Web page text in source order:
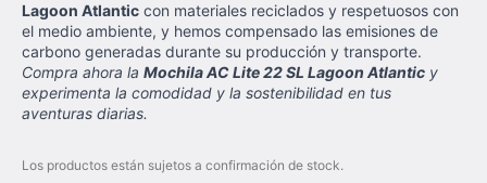
Lagoon Atlantic con materiales reciclados y respetuosos con
el medio ambiente, y hemos compensado las emisiones de
carbono generadas durante su producción y transporte.
Compra ahora la Mochila AC Lite 22 SL Lagoon Atlantic y
experimenta la comodidad y la sostenibilidad en tus
aventuras diarias.
Los productos están sujetos a confirmación de stock.